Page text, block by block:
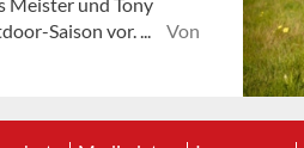
Saison vor. ...
Von